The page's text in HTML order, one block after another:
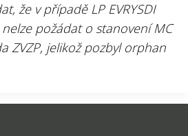
že v případě LP EVRYSDI
nelze požádat o stanovení MC
ZVZP, jelikož pozbyl orphan